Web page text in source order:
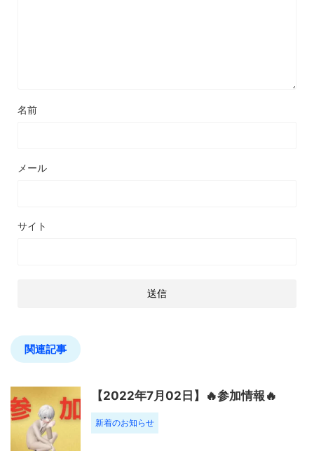
名前
メール
サイト
関連記事
【2022年7月02日】🔥参加情報🔥
新着のお知らせ